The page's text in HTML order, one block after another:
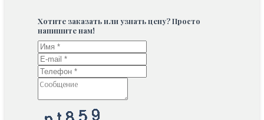
Хотите заказать или узнать цену? Просто
напишите нам!